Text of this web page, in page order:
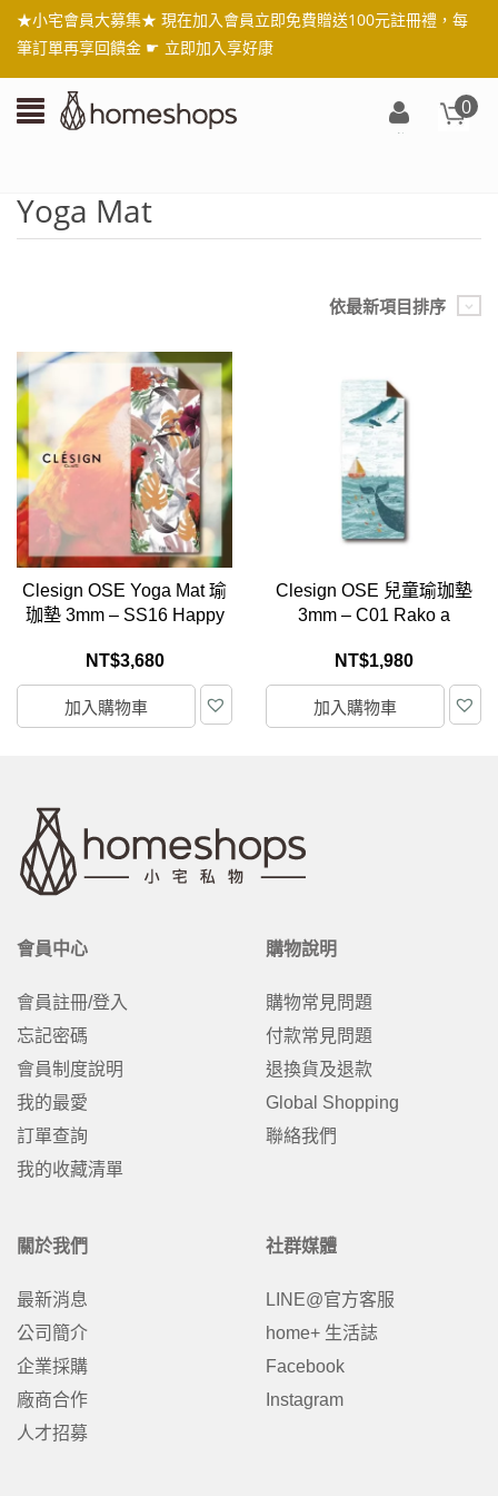
★小宅會員大募集★ 現在加入會員立即免費贈送100元註冊禮，每
筆訂單再享回饋金 ☛ 立即加入享好康
0
Yoga Mat
依最新項目排序
Clesign OSE Yoga Mat 瑜
珈墊 3mm – SS16 Happy
NT$3,680
加入購物車
Clesign OSE 兒童瑜珈墊
3mm – C01 Rako a
NT$1,980
加入購物車
會員中心
會員註冊/登入
忘記密碼
會員制度說明
我的最愛
訂單查詢
我的收藏清單
購物說明
購物常見問題
付款常見問題
退換貨及退款
Global Shopping
聯絡我們
關於我們
最新消息
公司簡介
企業採購
廠商合作
人才招募
社群媒體
LINE@官方客服
home+ 生活誌
Facebook
Instagram